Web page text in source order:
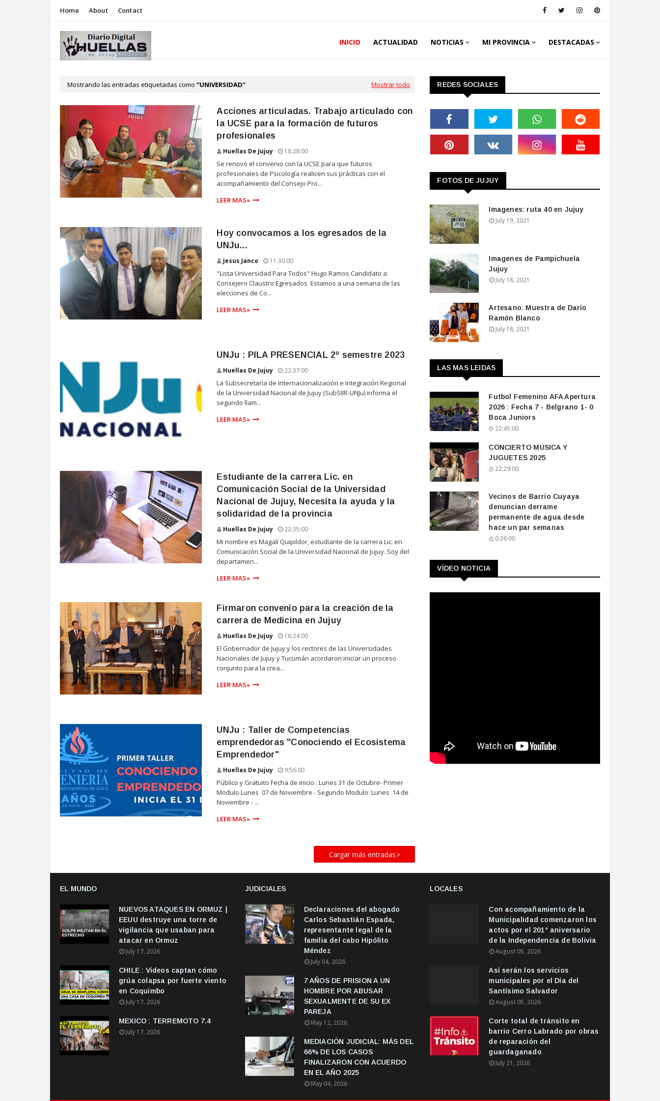
Home About Contact
INICIO ACTUALIDAD NOTICIAS MI PROVINCIA DESTACADAS
Mostrando las entradas etiquetadas como UNIVERSIDAD Mostrar todo
Acciones articuladas. Trabajo articulado con
la UCSE para la formación de futuros
profesionales
Huellas De Jujuy 18:28:00
Se renovó el convenio con la UCSE para que futuros
profesionales de Psicología realicen sus prácticas con el
acompañamiento del Consejo Pro...
LEER MAS»
Hoy convocamos a los egresados de la
UNJu...
Jesus Janco 11:30:00
"Lista Universidad Para Todos" Hugo Ramos Candidato a
Consejero Claustro Egresados Estamos a una semana de las
elecciones de Co...
LEER MAS»
UNJu : PILA PRESENCIAL 2º semestre 2023
Huellas De Jujuy 22:37:00
La Subsecretaría de Internacionalización e Integración Regional
de la Universidad Nacional de Jujuy (SubSIIR-UNJu) informa el
segundo llam...
LEER MAS»
Estudiante de la carrera Lic. en
Comunicación Social de la Universidad
Nacional de Jujuy, Necesita la ayuda y la
solidaridad de la provincia
Huellas De Jujuy 22:35:00
Mi nombre es Magalí Quipildor, estudiante de la carrera Lic. en
Comunicación Social de la Universidad Nacional de Jujuy. Soy del
departamen...
LEER MAS»
Firmaron convenio para la creación de la
carrera de Medicina en Jujuy
Huellas De Jujuy 16:24:00
El Gobernador de Jujuy y los rectores de las Universidades
Nacionales de Jujuy y Tucumán acordaron iniciar un proceso
conjunto para la crea...
LEER MAS»
UNJu : Taller de Competencias
emprendedoras "Conociendo el Ecosistema
Emprendedor"
Huellas De Jujuy 9:56:00
Público y Gratuito Fecha de inicio : Lunes 31 de Octubre- Primer
Modulo Lunes 07 de Noviembre - Segundo Modulo Lunes 14 de
Noviembre - ...
LEER MAS»
Cargar más entradas
REDES SOCIALES
FOTOS DE JUJUY
Imagenes: ruta 40 en Jujuy
July 19, 2021
Imagenes de Pampichuela
Jujuy
July 18, 2021
Artesano: Muestra de Darío
Ramón Blanco
July 18, 2021
LAS MAS LEIDAS
Futbol Femenino AFA Apertura
2026 : Fecha 7 - Belgrano 1- 0
Boca Juniors
22:45:00
CONCIERTO MÚSICA Y
JUGUETES 2025
22:29:00
Vecinos de Barrio Cuyaya
denuncian derrame
permanente de agua desde
hace un par semanas
0:36:00
VÍDEO NOTICIA
EL MUNDO
NUEVOS ATAQUES EN ORMUZ |
EEUU destruye una torre de
vigilancia que usaban para
atacar en Ormuz
July 17, 2026
CHILE : Videos captan cómo
grúa colapsa por fuerte viento
en Coquimbo
July 17, 2026
MEXICO : TERREMOTO 7.4
July 17, 2026
JUDICIALES
Declaraciones del abogado
Carlos Sebastián Espada,
representante legal de la
familia del cabo Hipólito
Méndez
July 04, 2026
7 AÑOS DE PRISION A UN
HOMBRE POR ABUSAR
SEXUALMENTE DE SU EX
PAREJA
May 12, 2026
MEDIACIÓN JUDICIAL: MÁS DEL
66% DE LOS CASOS
FINALIZARON CON ACUERDO
EN EL AÑO 2025
May 04, 2026
LOCALES
Con acompañamiento de la
Municipalidad comenzaron los
actos por el 201° aniversario
de la Independencia de Bolivia
August 05, 2026
Así serán los servicios
municipales por el Día del
Santísimo Salvador
August 05, 2026
Corte total de tránsito en
barrio Cerro Labrado por obras
de reparación del
guardaganado
July 21, 2026